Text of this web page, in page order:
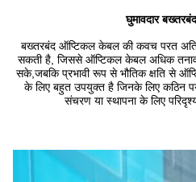
घुमावदार
बख्तरबंद ऑप्टिकल केबल की कवच परत
सकती है, जिससे ऑप्टिकल केबल अधिक
सके,जबकि प्रभावी रूप से भौतिक क्षति से
के लिए बहुत उपयुक्त है जिनके लिए कठिन
संचरण या स्थापना के लिए